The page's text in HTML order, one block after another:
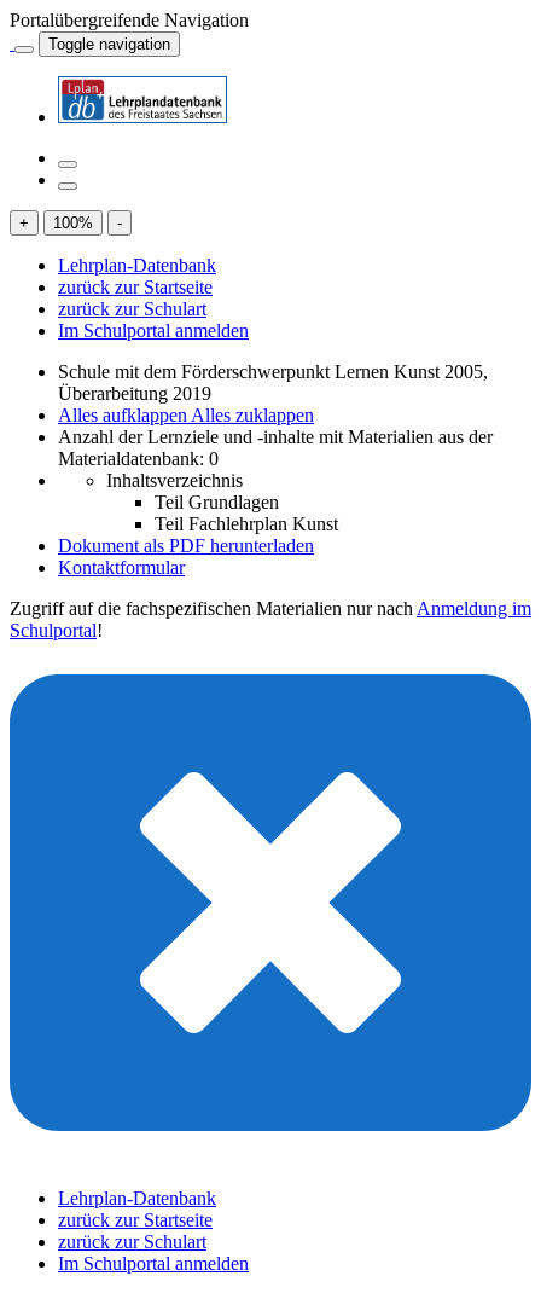
Portalübergreifende Navigation
Toggle navigation
+ 100% -
Lehrplan-Datenbank
zurück zur Startseite
zurück zur Schulart
Im Schulportal anmelden
Schule mit dem Förderschwerpunkt Lernen Kunst 2005,
Überarbeitung 2019
Alles aufklappen Alles zuklappen
Anzahl der Lernziele und -inhalte mit Materialien aus der
Materialdatenbank: 0
Inhaltsverzeichnis
Teil Grundlagen
Teil Fachlehrplan Kunst
Dokument als PDF herunterladen
Kontaktformular
Zugriff auf die fachspezifischen Materialien nur nach Anmeldung im
Schulportal!
Lehrplan-Datenbank
zurück zur Startseite
zurück zur Schulart
Im Schulportal anmelden